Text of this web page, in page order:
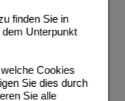
finden Sie in
Unterpunkt
Cookies
Sie dies durch
Sie alle